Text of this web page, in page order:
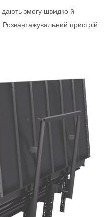
змогу швидко й
пристрій